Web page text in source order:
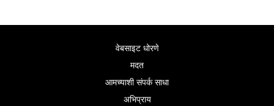
वेबसाइट धोरणे
मदत
आमच्याशी संपर्क साधा
अभिप्राय